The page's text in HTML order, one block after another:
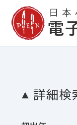
日本
電
詳細検